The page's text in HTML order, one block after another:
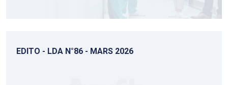
EDITO - LDA N°86 - MARS 2026